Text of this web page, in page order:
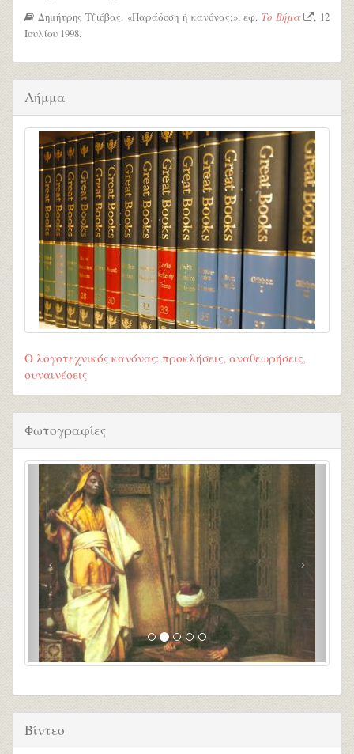
Δημήτρης Τζιόβας, «Παράδοση ή κανόνας;», εφ. Το Βήμα
, 12
Ιουλίου 1998.
Λήμμα
Ο λογοτεχνικός κανόνας: προκλήσεις, αναθεωρήσεις,
συναινέσεις
Φωτογραφίες
Βίντεο